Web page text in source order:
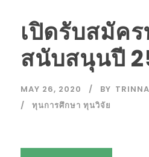
เปิดรับสมัค
สนับสนุนปี
MAY 26, 2020 BY
ทุนการศึกษา ทุนวิจัย